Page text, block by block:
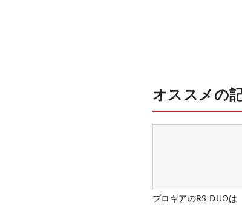
オススメの
プロギアのRS DUOは